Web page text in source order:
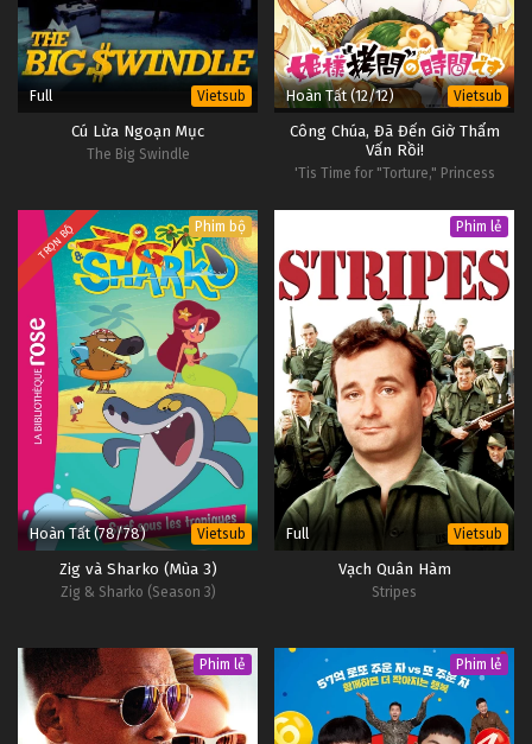
Full Vietsub
Cú Lừa Ngoạn Mục
The Big Swindle
Hoàn Tất (12/12) Vietsub
Công Chúa, Đã Đến Giờ Thẩm
Vấn Rồi!
'Tis Time for "Torture," Princess
TRỌN BỘ Phim bộ
Hoàn Tất (78/78) Vietsub
Zig và Sharko (Mùa 3)
Zig & Sharko (Season 3)
Phim lẻ
Full Vietsub
Vạch Quân Hàm
Stripes
Phim lẻ Phim lẻ